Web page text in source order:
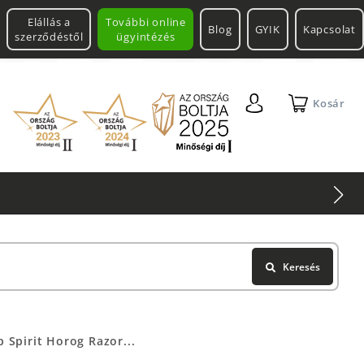
További online
ügyintézés
Elállás a
szerződéstől
Blog GYIK Kapcsolat
Kosár
Keresés
Spirit Horog Razor...